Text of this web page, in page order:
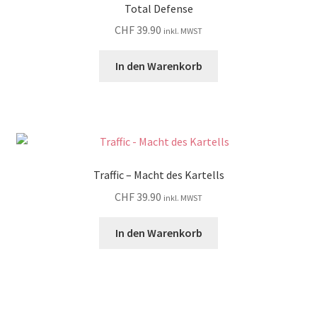
Total Defense
CHF39.90 inkl. MWST
In den Warenkorb
Traffic – Macht des Kartells
CHF39.90 inkl. MWST
In den Warenkorb